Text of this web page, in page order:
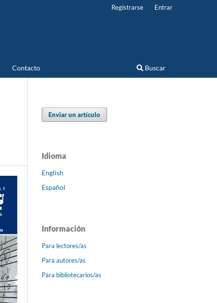
Contacto Buscar
Registrarse Entrar
Enviar un artículo
Idioma
English
Español
Información
Para lectores/as
Para autores/as
Para bibliotecarios/as